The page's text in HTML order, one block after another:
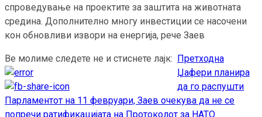
спроведување на проектите за заштита на животната
средина. Дополнително многу инвестиции се насочени
кон обновливи извори на енергија, рече Заев
Ве молиме следете не и стиснете лајк:
Continue
Reading
Претходна
Џафери планира
да го распушти
Парламентот на 11 февруари, Заев очекува да не се
попречи ратификацијата на Протоколот за НАТО